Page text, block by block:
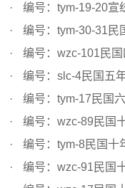
编号：tym-19-20宣
编号：tym-30-31民
编号：wzc-101民
编号：slc-4民国五
编号：tym-17民国
编号：wzc-89民国
编号：tym-8民国十
编号：wzc-91民国